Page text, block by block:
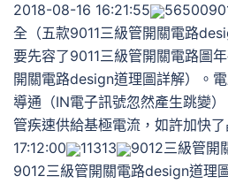
2018-08-16 16:21:55
全（五款9011三級管開關電路
要先容了9011三級管開關電路圖
開關電路design道理圖詳解）。
導通（IN電子訊號忽然產生跳變
管疾速供給基極電流，如許加快
17:12:00
11313
9012三級管開
9012三級管開關電路design道理